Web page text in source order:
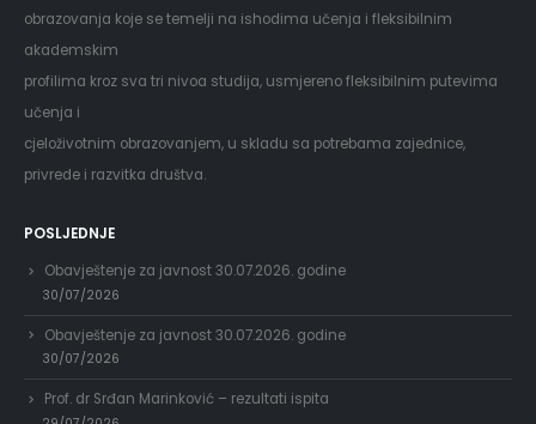
obrazovanja koje se temelji na ishodima učenja i fleksibilnim
akademskim
profilima kroz sva tri nivoa studija, usmjereno fleksibilnim putevima
učenja i
cjeloživotnim obrazovanjem, u skladu sa potrebama zajednice,
privrede i razvitka društva.
POSLJEDNJE
Obavještenje za javnost 30.07.2026. godine
30/07/2026
Obavještenje za javnost 30.07.2026. godine
30/07/2026
Prof. dr Srđan Marinković – rezultati ispita